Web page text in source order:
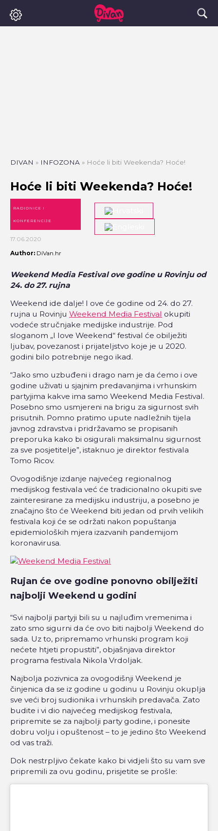
DIVAN » INFOZONA » Hoće li biti Weekenda? Hoće!
Hoće li biti Weekenda? Hoće!
RADIONICE I
KONFERENCIJE
17.06.2020
Author: DiVan.hr
Weekend Media Festival ove godine u Rovinju od
24. do 27. rujna
Weekend ide dalje! I ove će godine od 24. do 27.
rujna u Rovinju Weekend Media Festival okupiti
vodeće stručnjake medijske industrije. Pod
sloganom „I love Weekend“ festival će obilježiti
ljubav, povezanost i prijateljstvo koje je u 2020.
godini bilo potrebnije nego ikad.
“Jako smo uzbuđeni i drago nam je da ćemo i ove
godine uživati u sjajnim predavanjima i vrhunskim
partyjima kakve ima samo Weekend Media Festival.
Posebno smo usmjereni na brigu za sigurnost svih
prisutnih. Pomno pratimo upute nadležnih tijela
javnog zdravstva i pridržavamo se propisanih
preporuka kako bi osigurali maksimalnu sigurnost
za sve posjetitelje”, istaknuo je direktor festivala
Tomo Ricov.
Ovogodišnje izdanje najvećeg regionalnog
medijskog festivala već će tradicionalno okupiti sve
zainteresirane za medijsku industriju, a posebno je
značajno što će Weekend biti jedan od prvih velikih
festivala koji će se održati nakon popuštanja
epidemioloških mjera izazvanih pandemijom
koronavirusa.
Rujan će ove godine ponovno obilježiti
najbolji Weekend u godini
“Svi najbolji partyji bili su u najluđim vremenima i
zato smo sigurni da će ovo biti najbolji Weekend do
sada. Uz to, pripremamo vrhunski program koji
nećete htjeti propustiti”, objašnjava direktor
programa festivala Nikola Vrdoljak.
Najbolja pozivnica za ovogodišnji Weekend je
činjenica da se iz godine u godinu u Rovinju okuplja
sve veći broj sudionika i vrhunskih predavača. Zato
budite i vi dio najvećeg medijskog festivala,
pripremite se za najbolji party godine, i ponesite
dobru volju i opuštenost – to je jedino što Weekend
od vas traži.
Dok nestrpljivo čekate kako bi vidjeli što su vam sve
pripremili za ovu godinu, prisjetite se prošle: